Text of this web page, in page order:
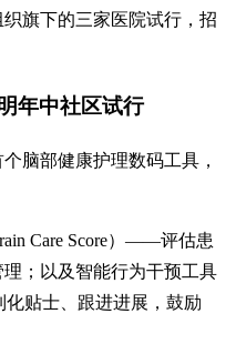
旗下的三家医院试行，招
年中社区试行
脑部健康护理数码工具，
Care Score）——评估患
；以及智能行为干预工具
化贴士、跟进进展，鼓励